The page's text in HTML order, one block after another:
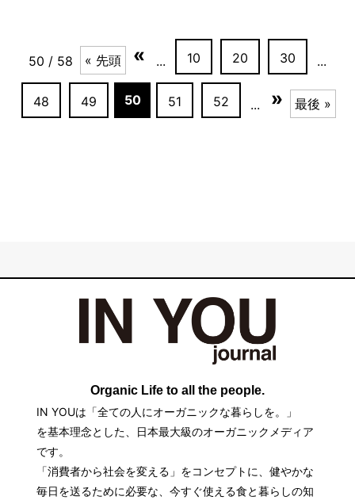
50 / 58 « 先頭 « ... 10 20 30 ...
48 49 50 51 52 ... » 最後 »
Organic Life to all the people.
IN YOUは「全ての人にオーガニックな暮らしを。」
を基本理念とした、日本最大級のオーガニックメディア
です。
「消費者から社会を変える」をコンセプトに、健やかな
毎日を送るために必要な、今すぐ使える食と暮らしの知